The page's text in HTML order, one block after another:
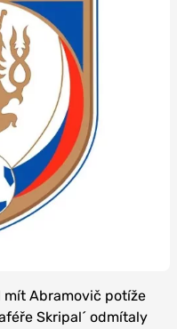
mít Abramovič potíže
Skripal´ odmítaly